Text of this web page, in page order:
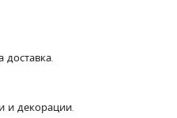
доставка.
и декорации.